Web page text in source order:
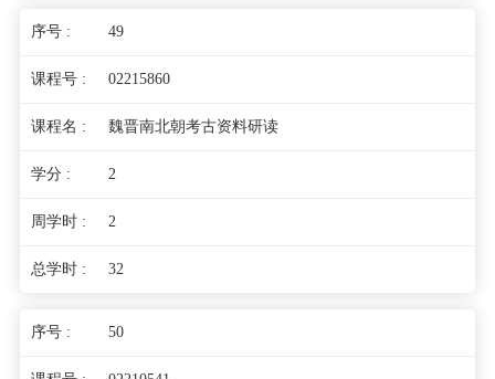
49
02215860
魏晋南北朝考古资料研读
2
2
32
50